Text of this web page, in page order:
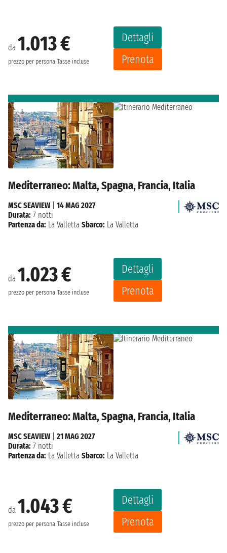
da 1.013 €
prezzo per persona Tasse incluse
Dettagli
Prenota
Mediterraneo: Malta, Spagna, Francia, Italia
da 1.023 €
prezzo per persona Tasse incluse
Dettagli
Prenota
MSC SEAVIEW| 14 MAG 2027
Durata: 7 notti
Partenza da: La Valletta Sbarco: La Valletta
Mediterraneo: Malta, Spagna, Francia, Italia
da 1.043 €
prezzo per persona Tasse incluse
Dettagli
Prenota
MSC SEAVIEW| 21 MAG 2027
Durata: 7 notti
Partenza da: La Valletta Sbarco: La Valletta